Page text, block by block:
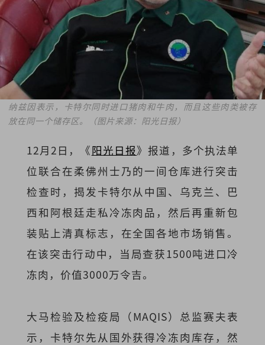
纳兹因表示，卡特尔同时进口猪肉和牛肉，而且这些肉类被存
放在同一个储存区。
（图片来源：阳光日报）
12月2日，《阳光日报》报道，多个执法单
位联合在柔佛州士乃的一间仓库进行突击
检查时，揭发卡特尔从中国、乌克兰、巴
西和阿根廷走私冷冻肉品，然后再重新包
装贴上清真标志，在全国各地市场销售。
在该突击行动中，当局查获1500吨进口冷
冻肉，价值3000万令吉。
大马检验及检疫局（MAQIS）总监赛夫表
示，卡特尔先从国外获得冷冻肉库存，然